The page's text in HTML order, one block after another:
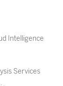
Intelligence
Services